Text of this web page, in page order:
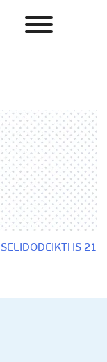
Search
SELIDODEIKTHS 21